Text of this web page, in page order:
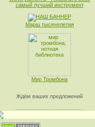
самый лучший инструмент
Марш тысячелетия
Мир Тромбона
Ждём ваших предложений